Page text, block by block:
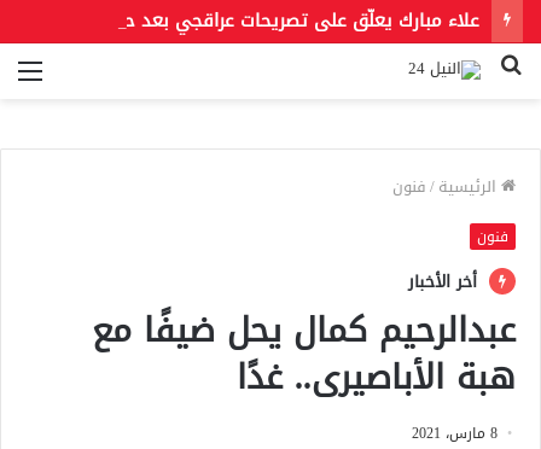
بحث
الرئيسية/فنون
فنون
أخر الأخبار
عبدالرحيم كمال يحل ضيفًا مع
هبة الأباصيرى.. غدًا
8 مارس، 2021